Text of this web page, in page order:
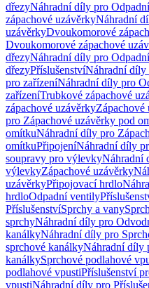
dřezyNáhradní díly pro
zápachové uzávěrkyNáhradní
uzávěrkyDvoukomorové
Dvoukomorové zápachové
dřezyNáhradní díly pro
dřezyPříslušenstvíNáhradní díly
pro zařízeníNáhradní díly pro
zařízeníTrubkové zápachové
zápachové uzávěrkyZápachové
pro Zápachové uzávěrky pod
omítkuNáhradní díly pro
omítkuPřipojeníNáhradní díly
soupravy pro výlevkyNáhradní
výlevkyZápachové uzávěrky
uzávěrkyPřipojovací hrdlo
hrdloOdpadní ventily
PříslušenstvíSprchy a vany
sprchyNáhradní díly pro
kanálkyNáhradní díly pro
sprchové kanálkyNáhradní díly
kanálkySprchové podlahové
podlahové vpustiPříslušenství
vpustiNáhradní díly pro